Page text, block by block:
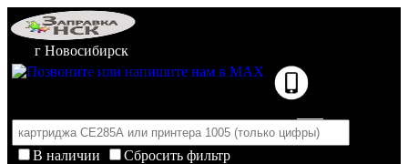
г Новосибирск
В наличии
Сбросить фильтр